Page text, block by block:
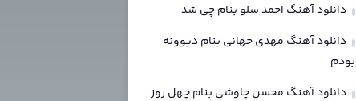
دانلود آهنگ احمد سلو بنام چی شد
دانلود آهنگ مهدی جهانی بنام دیوونه
بودم
دانلود آهنگ محسن چاوشی بنام چهل روز